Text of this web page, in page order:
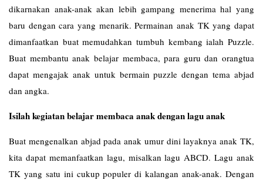
dikarnakan anak-anak akan lebih gampang menerima hal yang
baru dengan cara yang menarik. Permainan anak TK yang dapat
dimanfaatkan buat memudahkan tumbuh kembang ialah Puzzle.
Buat membantu anak belajar membaca, para guru dan orangtua
dapat mengajak anak untuk bermain puzzle dengan tema abjad
dan angka.
Isilah kegiatan belajar membaca anak dengan lagu anak
Buat mengenalkan abjad pada anak umur dini layaknya anak TK,
kita dapat memanfaatkan lagu, misalkan lagu ABCD. Lagu anak
TK yang satu ini cukup populer di kalangan anak-anak. Dengan